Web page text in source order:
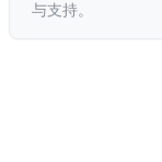
与支持。